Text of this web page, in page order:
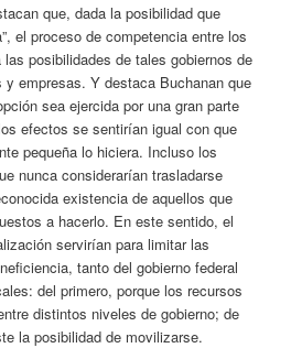
que, dada la posibilidad que
el proceso de competencia entre los
posibilidades de tales gobiernos de
empresas. Y destaca Buchanan que
sea ejercida por una gran parte
efectos se sentirían igual con que
pequeña lo hiciera. Incluso los
nunca considerarían trasladarse
existencia de aquellos que
a hacerlo. En este sentido, el
servirían para limitar las
tanto del gobierno federal
del primero, porque los recursos
distintos niveles de gobierno; de
la posibilidad de movilizarse.